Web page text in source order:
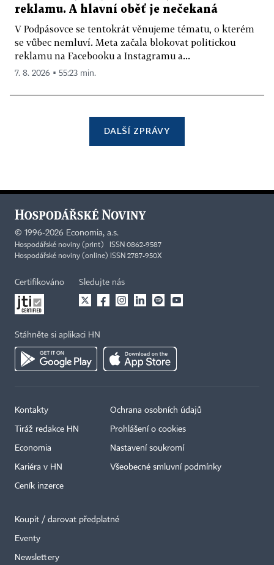
reklamu. A hlavní oběť je nečekaná
V Podpásovce se tentokrát věnujeme tématu, o kterém
se vůbec nemluví. Meta začala blokovat politickou
reklamu na Facebooku a Instagramu a...
7. 8. 2026 ▪ 55:23 min.
DALŠÍ ZPRÁVY
© 1996-2026 Economia, a.s.
Hospodářské noviny (print) ISSN 0862-9587
Hospodářské noviny (online) ISSN 2787-950X
Certifikováno Sledujte nás
Stáhněte si aplikaci HN
Kontakty
Tiráž redakce HN
Economia
Kariéra v HN
Ceník inzerce
Ochrana osobních údajů
Prohlášení o cookies
Nastavení soukromí
Všeobecné smluvní podmínky
Koupit / darovat předplatné
Eventy
Newslettery